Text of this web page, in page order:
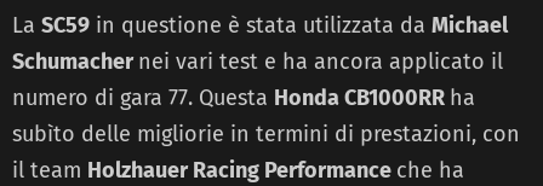
La SC59 in questione è stata utilizzata da Michael
Schumachernei vari test e ha ancora applicato il
numero di gara 77. Questa Honda CB1000RR ha
subìto delle migliorie in termini di prestazioni, con
il team Holzhauer Racing Performance che ha